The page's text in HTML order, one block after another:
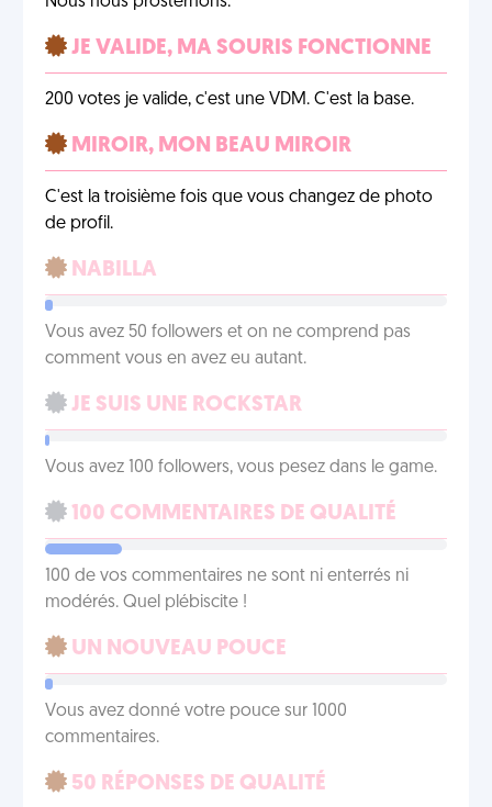
JE VALIDE, MA SOURIS FONCTIONNE
200 votes je valide, c'est une VDM. C'est la base.
MIROIR, MON BEAU MIROIR
C'est la troisième fois que vous changez de photo
de profil.
NABILLA
Vous avez 50 followers et on ne comprend pas
comment vous en avez eu autant.
JE SUIS UNE ROCKSTAR
Vous avez 100 followers, vous pesez dans le game.
100 COMMENTAIRES DE QUALITÉ
100 de vos commentaires ne sont ni enterrés ni
modérés. Quel plébiscite !
UN NOUVEAU POUCE
Vous avez donné votre pouce sur 1000
commentaires.
50 RÉPONSES DE QUALITÉ